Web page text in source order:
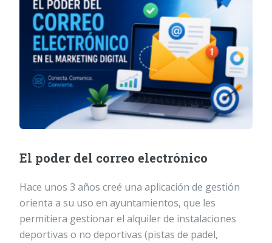
El poder del correo electrónico
Hace unos 3 años creé una aplicación de gestión
orienta a su uso en ayuntamientos, que les
permitiera gestionar el alquiler de instalaciones
deportivas o no deportivas (pistas de padel,